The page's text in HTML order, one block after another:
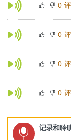
0
0
0
0
记录和聆